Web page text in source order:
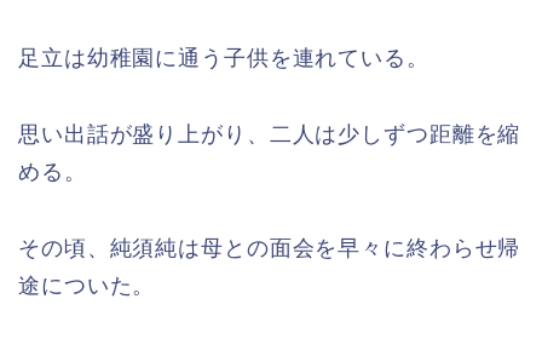
足立は幼稚園に通う子供を連れている。
思い出話が盛り上がり、二人は少しずつ距離を縮
める。
その頃、純須純は母との面会を早々に終わらせ帰
途についた。